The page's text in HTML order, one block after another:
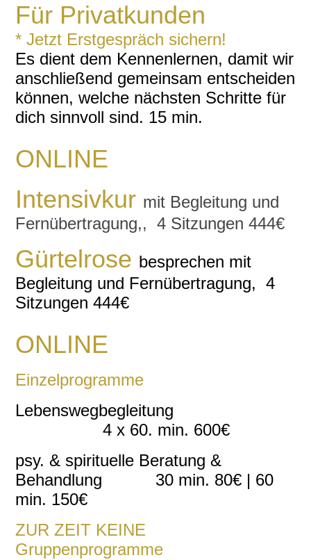
Für Privatkunden
* Jetzt Erstgespräch sichern!
Es dient dem Kennenlernen, damit wir
anschließend gemeinsam entscheiden
können, welche nächsten Schritte für
dich sinnvoll sind. 15 min.
ONLINE
Intensivkur mit Begleitung und
Fernübertragung,, 4 Sitzungen 444€
Gürtelrose besprechen mit
Begleitung und Fernübertragung, 4
Sitzungen 444€
ONLINE
Einzelprogramme
Lebenswegbegleitung
4 x 60. min. 600€
psy. & spirituelle Beratung &
Behandlung 30 min. 80€ | 60
min. 150€
ZUR ZEIT KEINE
Gruppenprogramme